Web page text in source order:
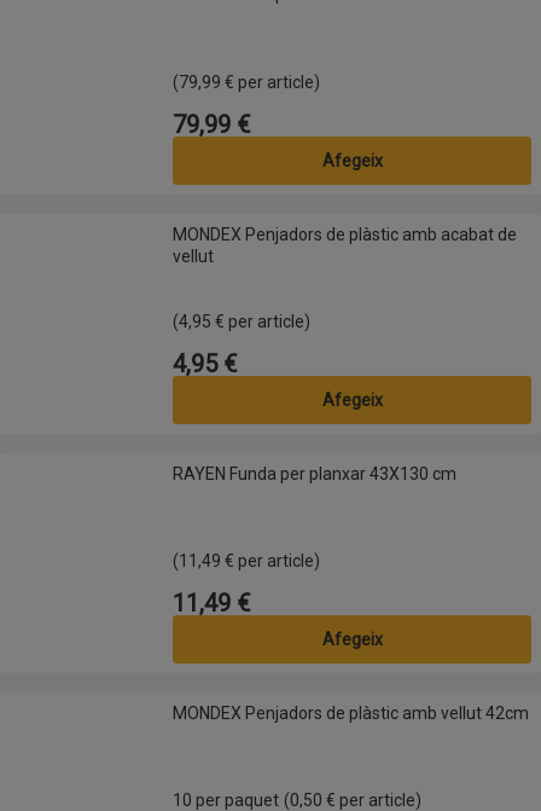
(79,99 € per article)
Preu
79,99 €
Afegeix
MONDEX Penjadors de plàstic amb acabat de vellut
MONDEX Penjadors de plàstic amb acabat de
vellut
(4,95 € per article)
Preu
4,95 €
Afegeix
RAYEN Funda per planxar 43X130 cmRAYEN Funda per planxar 43X130 cm
(11,49 € per article)
Preu
11,49 €
Afegeix
MONDEX Penjadors de plàstic amb vellut 42cm
MONDEX Penjadors de plàstic amb vellut 42cm
10 per paquet (0,50 € per article)